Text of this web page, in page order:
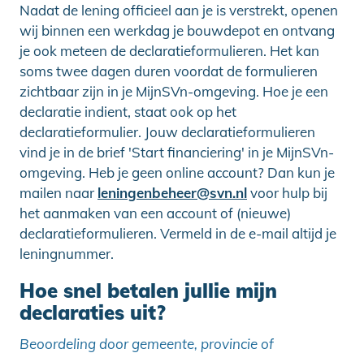
Nadat de lening officieel aan je is verstrekt, openen
wij binnen een werkdag je bouwdepot en ontvang
je ook meteen de declaratieformulieren. Het kan
soms twee dagen duren voordat de formulieren
zichtbaar zijn in je MijnSVn-omgeving. Hoe je een
declaratie indient, staat ook op het
declaratieformulier. Jouw declaratieformulieren
vind je in de brief 'Start financiering' in je MijnSVn-
omgeving. Heb je geen online account? Dan kun je
mailen naar leningenbeheer@svn.nlvoor hulp bij
het aanmaken van een account of (nieuwe)
declaratieformulieren. Vermeld in de e-mail altijd je
leningnummer.
Hoe snel betalen jullie mijn
declaraties uit?
Beoordeling door gemeente, provincie of